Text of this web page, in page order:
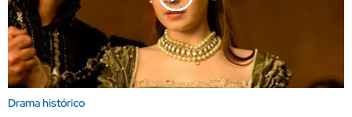
Drama histórico